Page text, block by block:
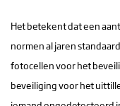
Het betekent dat een
normen al jaren
fotocellen voor het
beveiliging voor het